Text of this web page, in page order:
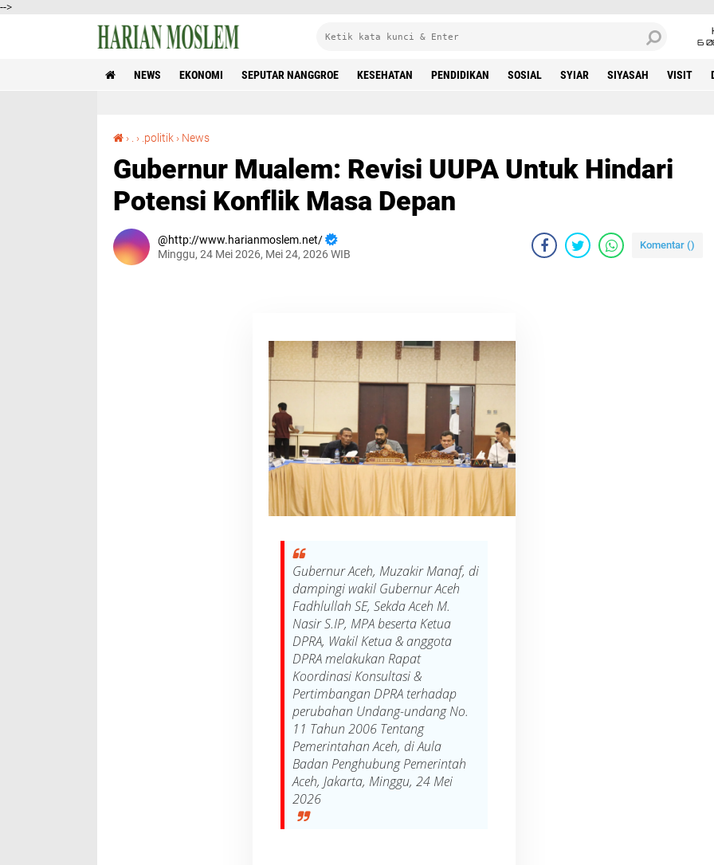
-->
6
NEWS EKONOMI SEPUTAR NANGGROE KESEHATAN PENDIDIKAN SOSIAL SYIAR SIYASAH VISIT
› › .politik › News
Gubernur Mualem: Revisi UUPA Untuk Hindari
Potensi Konflik Masa Depan
http://www.harianmoslem.net/
Minggu, 24 Mei 2026, Mei 24, 2026 WIB
Komentar ()
Pariwara
Gubernur Aceh, Muzakir Manaf, di
dampingi wakil Gubernur Aceh
Fadhlullah SE, Sekda Aceh M.
Nasir S.IP, MPA beserta Ketua
DPRA, Wakil Ketua & anggota
DPRA melakukan Rapat
Koordinasi Konsultasi &
Pertimbangan DPRA terhadap
perubahan Undang-undang No.
11 Tahun 2006 Tentang
Pemerintahan Aceh, di Aula
Badan Penghubung Pemerintah
Aceh, Jakarta, Minggu, 24 Mei
2026